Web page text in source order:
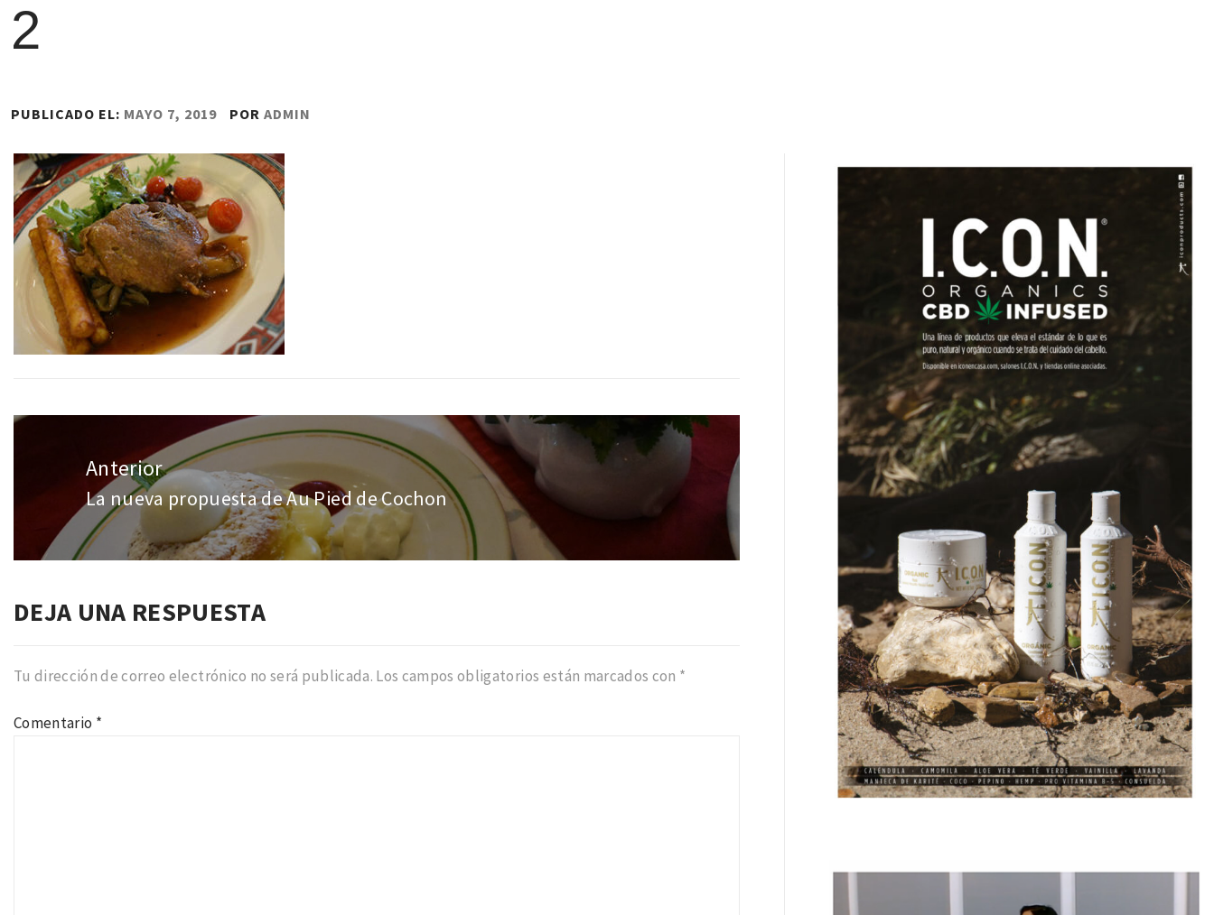
2
PUBLICADO EL: MAYO 7, 2019 POR ADMIN
Navegación
entradas
Anterior
Entrada
anterior:
La nueva propuesta de Au Pied de Cochon
DEJA UNA RESPUESTA
Tu dirección de correo electrónico no será publicada. Los campos obligatorios están marcados con *
Comentario *